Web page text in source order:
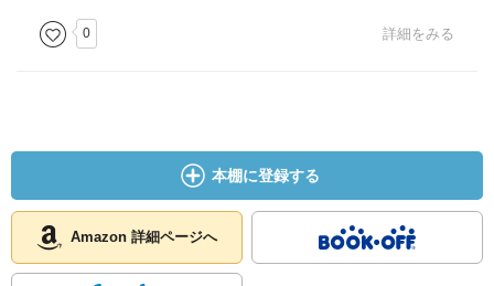
0 詳細をみる
本棚に登録する
Amazon 詳細ページへ